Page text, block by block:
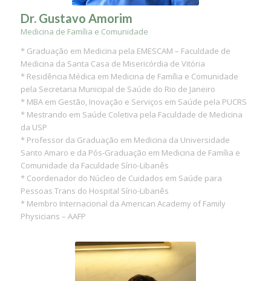
Dr. Gustavo Amorim
Medicina de Família e Comunidade
* Graduação em Medicina pela EMESCAM – Faculdade de
Medicina da Santa Casa de Misericórdia de Vitória
* Residência Médica em Medicina de Família e Comunidade
pela Secretaria Municipal de Saúde do Rio de Janeiro
* MBA em Gestão, Inovação e Serviços em Saúde pela PUCRS
* Mestrando em Saúde Coletiva pela Faculdade de Medicina
da USP
* Professor da Graduação em Medicina da Universidade
Santo Amaro e da Pós-Graduação em Medicina de Família e
Comunidade da Faculdade Sírio-Libanês
* Coordenador do Núcleo de Cuidados em Saúde para
Pessoas Trans do Hospital Sírio-Libanês
* Membro Internacional da American Academy of Family
Physicians – AAFP